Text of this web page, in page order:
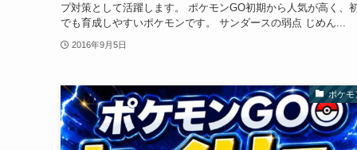
プ対策として活躍します。 ポケモンGO初期から人気が高く、
でも育成しやすいポケモンです。 サンダースの弱点 じめん...
2016年9月5日
ポケモ